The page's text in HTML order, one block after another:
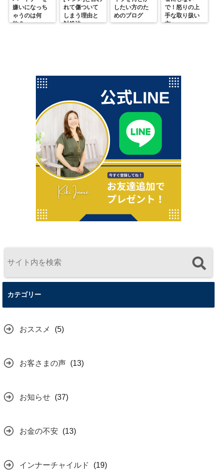
嫌いになっち
ゃうのは何
故？
れて傷ついて
しまう理由と
対処法
したい方のた
めのブログ
で！怒りの上
手な取り扱い
方
カテゴリー
おススメ (5)
お客さまの声 (13)
お知らせ (37)
お金の不安 (13)
インナーチャイルド (19)